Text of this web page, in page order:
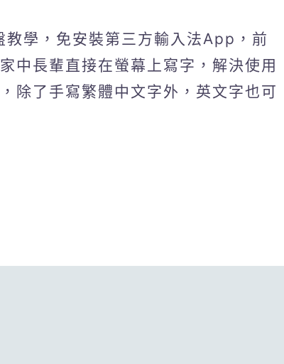
學，免安裝第三方輸入法App，前
中長輩直接在螢幕上寫字，解決使用
除了手寫繁體中文字外，英文字也可